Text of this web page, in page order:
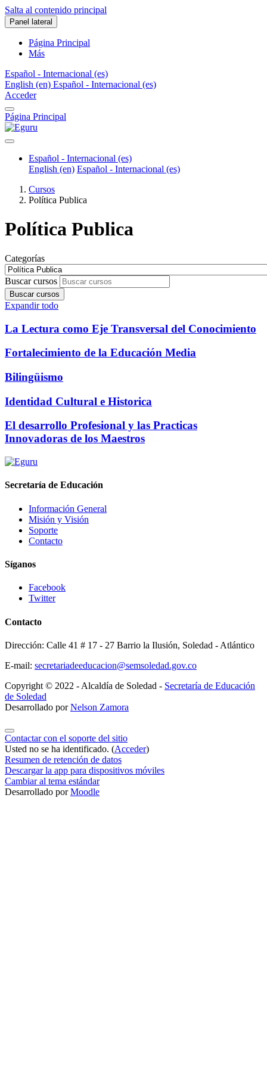
Salta al contenido principal
Panel lateral
Página Principal
Más
Español - Internacional ‎(es)‎
English ‎(en)‎ Español - Internacional ‎(es)‎
Acceder
Página Principal
Español - Internacional ‎(es)‎
English ‎(en)‎ Español - Internacional ‎(es)‎
Cursos
Política Publica
Política Publica
Categorías
Buscar cursos
Buscar cursos
Expandir todo
La Lectura como Eje Transversal del Conocimiento
Fortalecimiento de la Educación Media
Bilingüismo
Identidad Cultural e Historica
El desarrollo Profesional y las Practicas
Innovadoras de los Maestros
Secretaría de Educación
Información General
Misión y Visión
Soporte
Contacto
Síganos
Facebook
Twitter
Contacto
Dirección: Calle 41 # 17 - 27 Barrio la Ilusión, Soledad - Atlántico
E-mail: secretariadeeducacion@semsoledad.gov.co
Copyright © 2022 - Alcaldía de Soledad - Secretaría de Educación
de Soledad
Desarrollado porNelson Zamora
Contactar con el soporte del sitio
Usted no se ha identificado. (Acceder)
Resumen de retención de datos
Descargar la app para dispositivos móviles
Cambiar al tema estándar
Desarrollado porMoodle